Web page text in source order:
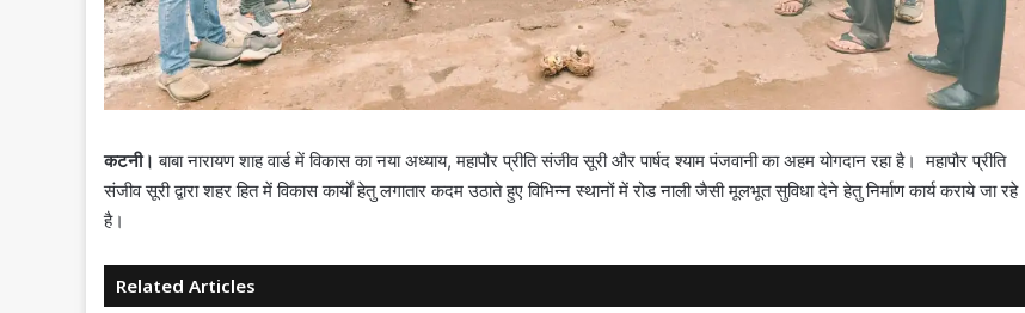
कटनी।बाबा नारायण शाह वार्ड में विकास का नया अध्याय, महापौर प्रीति संजीव सूरी और पार्षद श्याम पंजवानी का अहम योगदान रहा है। महापौर प्रीति
संजीव सूरी द्वारा शहर हित में विकास कार्यों हेतु लगातार कदम उठाते हुए विभिन्न स्थानों में रोड नाली जैसी मूलभूत सुविधा देने हेतु निर्माण कार्य कराये जा रहे
है।
Related Articles